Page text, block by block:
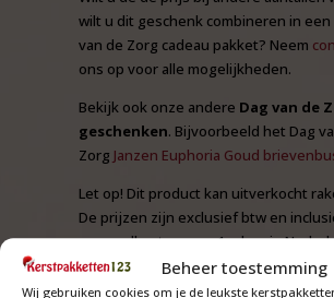
Beheer toestemming
Wij gebruiken cookies om je de leukste
wilt u dit geschenk combineren in een
van de Zorg cadeau pakket? Neem
ons op voor alle mogelijkheden.
Bekijk ook onze andere Dag van de
geschenken. Bijvoorbeeld het Dag
Zorg Janzen Euphoria Goud
Let op! Dit product kan uitverkocht
De prijzen zijn exclusief btw en
verzendkosten naar 1 adres in
(begane grond)